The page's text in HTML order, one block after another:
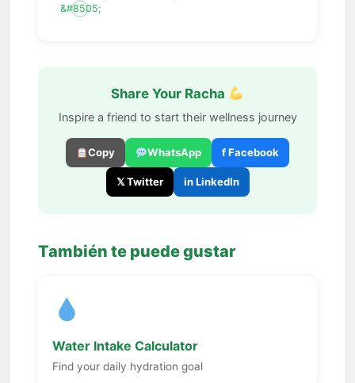
&#8505;
Share Your Racha
Inspire a friend to start their wellness journey
Copy WhatsApp f Facebook
𝕏 Twitter in LinkedIn
También te puede gustar
Water Intake Calculator
Find your daily hydration goal